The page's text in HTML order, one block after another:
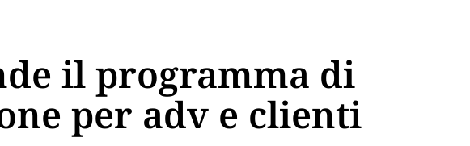
il programma di
per adv e clienti